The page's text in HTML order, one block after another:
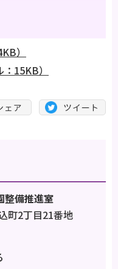
）
15KB）
備推進室
町2丁目21番地